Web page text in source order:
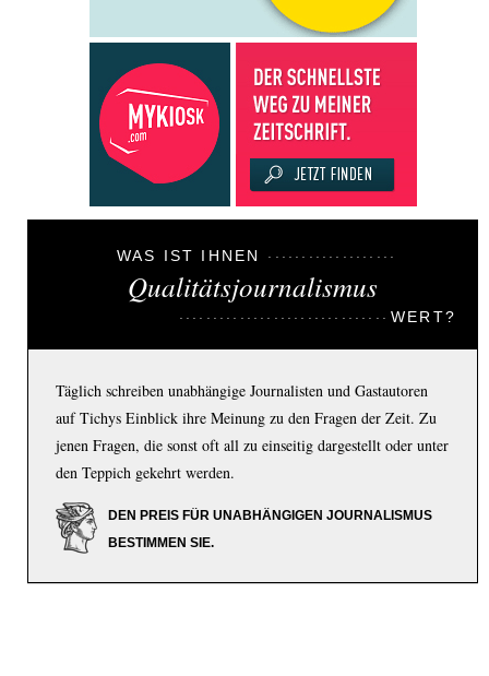
WAS IST IHNEN
Qualitätsjournalismus
WERT?
Täglich schreiben unabhängige Journalisten und Gastautoren
auf Tichys Einblick ihre Meinung zu den Fragen der Zeit. Zu
jenen Fragen, die sonst oft all zu einseitig dargestellt oder unter
den Teppich gekehrt werden.
DEN PREIS FÜR UNABHÄNGIGEN JOURNALISMUS
BESTIMMEN SIE.